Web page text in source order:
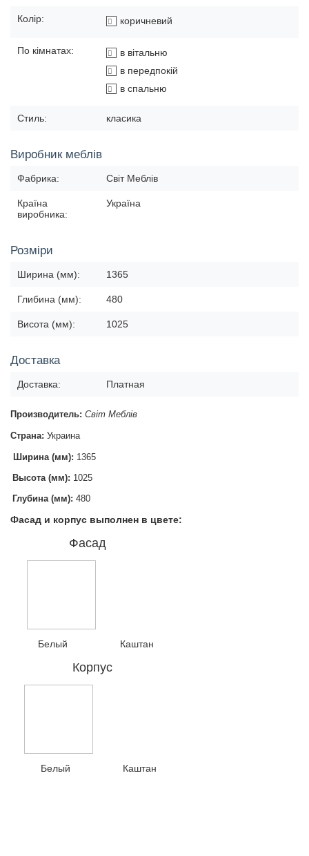
Колір: коричневий
По кімнатах:
в вітальню
в передпокій
в спальню
Стиль: класика
Виробник меблів
Фабрика: Світ Меблів
Країна
виробника:
Україна
Розміри
Ширина (мм): 1365
Глибина (мм): 480
Висота (мм): 1025
Доставка
Доставка: Платная
Производитель: Світ Меблів
Страна: Украина
Ширина (мм): 1365
Высота (мм): 1025
Глубина (мм): 480
Фасад и корпус выполнен в цвете:
Фасад
Белый Каштан
Корпус
Белый Каштан